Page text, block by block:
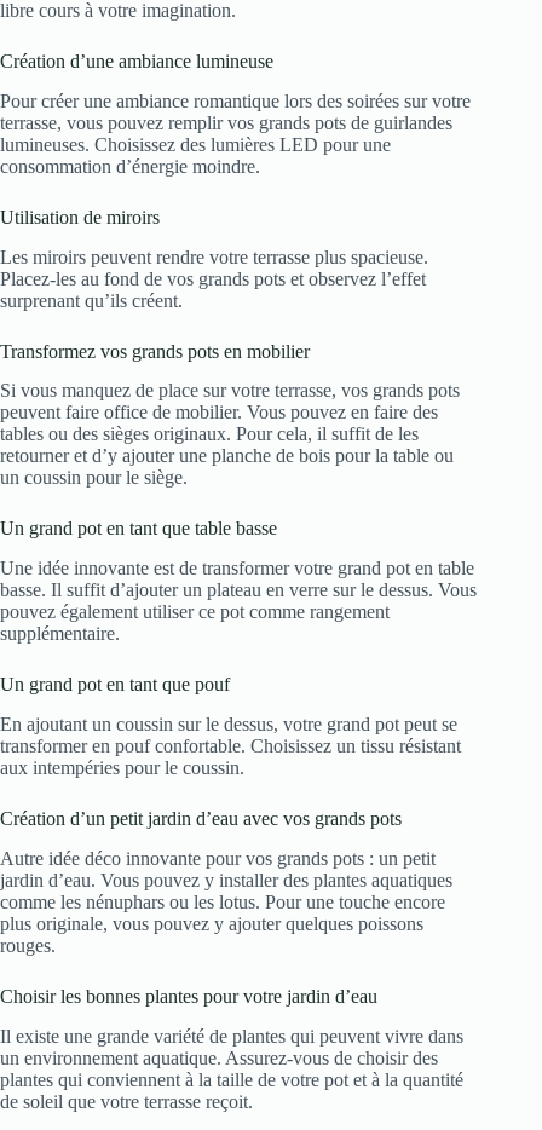
libre cours à votre imagination.
Création d’une ambiance lumineuse
Pour créer une ambiance romantique lors des soirées sur votre
terrasse, vous pouvez remplir vos grands pots de guirlandes
lumineuses. Choisissez des lumières LED pour une
consommation d’énergie moindre.
Utilisation de miroirs
Les miroirs peuvent rendre votre terrasse plus spacieuse.
Placez-les au fond de vos grands pots et observez l’effet
surprenant qu’ils créent.
Transformez vos grands pots en mobilier
Si vous manquez de place sur votre terrasse, vos grands pots
peuvent faire office de mobilier. Vous pouvez en faire des
tables ou des sièges originaux. Pour cela, il suffit de les
retourner et d’y ajouter une planche de bois pour la table ou
un coussin pour le siège.
Un grand pot en tant que table basse
Une idée innovante est de transformer votre grand pot en table
basse. Il suffit d’ajouter un plateau en verre sur le dessus. Vous
pouvez également utiliser ce pot comme rangement
supplémentaire.
Un grand pot en tant que pouf
En ajoutant un coussin sur le dessus, votre grand pot peut se
transformer en pouf confortable. Choisissez un tissu résistant
aux intempéries pour le coussin.
Création d’un petit jardin d’eau avec vos grands pots
Autre idée déco innovante pour vos grands pots : un petit
jardin d’eau. Vous pouvez y installer des plantes aquatiques
comme les nénuphars ou les lotus. Pour une touche encore
plus originale, vous pouvez y ajouter quelques poissons
rouges.
Choisir les bonnes plantes pour votre jardin d’eau
Il existe une grande variété de plantes qui peuvent vivre dans
un environnement aquatique. Assurez-vous de choisir des
plantes qui conviennent à la taille de votre pot et à la quantité
de soleil que votre terrasse reçoit.